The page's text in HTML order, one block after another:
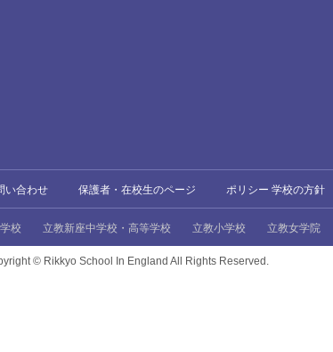
い合わせ 保護者・在校生のページ ポリシー 学校の方針
校 立教新座中学校・高等学校 立教小学校 立教女学院
© Rikkyo School In England All Rights Reserved.